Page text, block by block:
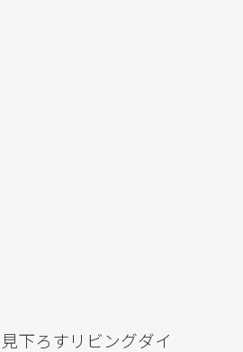
下ろすリビングダイ